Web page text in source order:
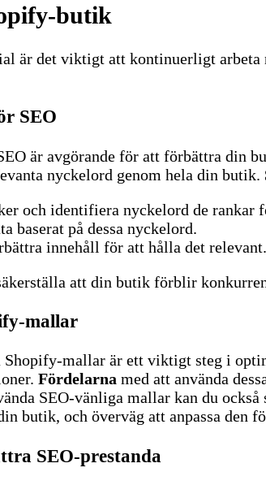
butik
är det viktigt att kontinuerligt
SEO
är avgörande för att förbättra din
nyckelord genom hela din butik.
och identifiera nyckelord de rankar
baserat på dessa nyckelord.
innehåll för att hålla det relevant.
att din butik förblir
mallar
mallar är ett viktigt steg i
Fördelarna med att använda
SEO-vänliga mallar kan du
butik, och överväg att anpassa den
SEO-prestanda